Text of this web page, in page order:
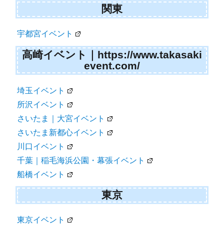
関東
宇都宮イベント
高崎イベント｜https://www.takasaki
event.com/
埼玉イベント
所沢イベント
さいたま｜大宮イベント
さいたま新都心イベント
川口イベント
千葉｜稲毛海浜公園・幕張イベント
船橋イベント
東京
東京イベント